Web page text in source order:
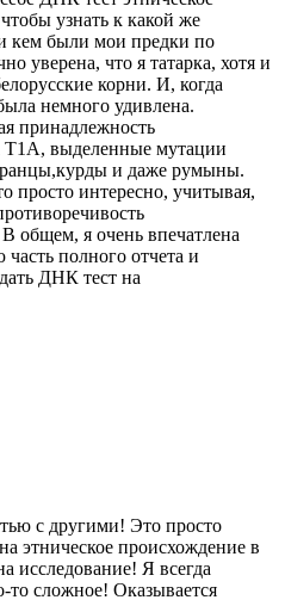
узнать к какой же
кем были мои предки по
уверена, что я татарка, хотя и
корни. И, когда
немного удивлена.
принадлежность
T1A, выделенные мутации
и даже румыны.
просто интересно, учитывая,
общем, я очень впечатлена
часть полного отчета и
ДНК тест на
с другими! Это просто
этническое происхождение в
исследование! Я всегда
то сложное! Оказывается